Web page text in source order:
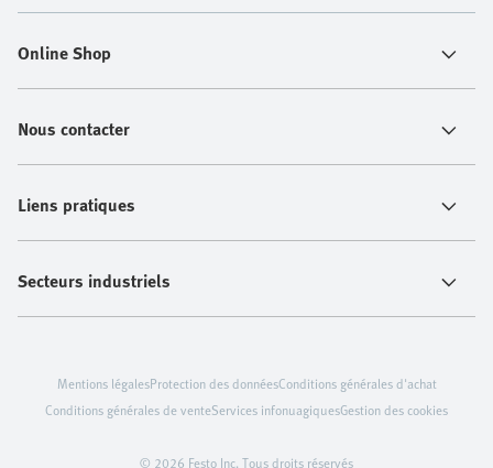
Online Shop
Nous contacter
Liens pratiques
Secteurs industriels
© 2026 Festo Inc. Tous droits réservés
Mentions légalesProtection des donnéesConditions générales d'achat
Conditions générales de venteServices infonuagiquesGestion des cookies